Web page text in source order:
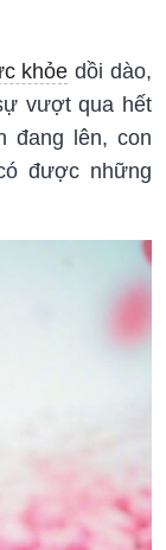
khỏe dồi dào,
vượt qua hết
đang lên, con
được những